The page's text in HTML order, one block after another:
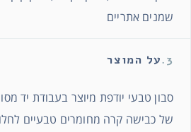
שמנים אתריים
3. על המוצר
סבון טבעי יודפת מיוצר בעבודת יד
של כבישה קרה מחומרים טבעיים